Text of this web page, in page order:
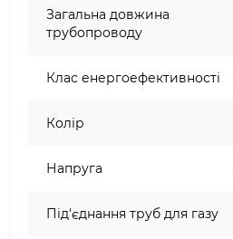
Загальна довжина
трубопроводу
Клас енергоефективності
Колір
Напруга
Під'єднання труб для газу